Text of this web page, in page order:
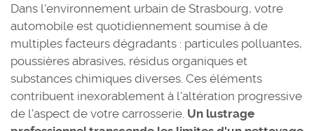
Dans l'environnement urbain de Strasbourg, votre
automobile est quotidiennement soumise à de
multiples facteurs dégradants : particules polluantes,
poussières abrasives, résidus organiques et
substances chimiques diverses. Ces éléments
contribuent inexorablement à l'altération progressive
de l'aspect de votre carrosserie. Un lustrage